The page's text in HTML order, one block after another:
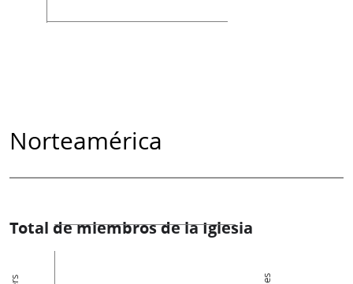
Norteamérica
Total de miembros de la Iglesia